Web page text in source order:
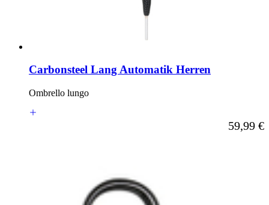
Carbonsteel Lang Automatik Herren
Ombrello lungo
A partire
59,99 €